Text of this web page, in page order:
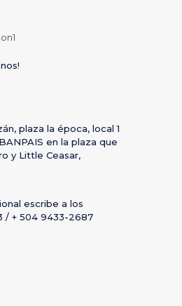
plaza la época, local 1
en la plaza que
y Little Ceasar,
escribe a los
/ + 504 9433-2687